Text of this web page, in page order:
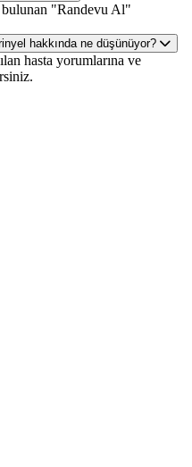
bulunan "Randevu Al"
hakkında ne düşünüyor?
hasta yorumlarına ve